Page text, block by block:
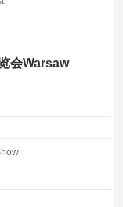
会Warsaw